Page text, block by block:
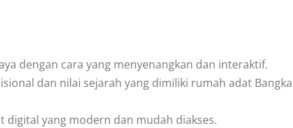
dengan cara yang menyenangkan dan interaktif.
dan nilai sejarah yang dimiliki rumah adat Bangka
yang modern dan mudah diakses.